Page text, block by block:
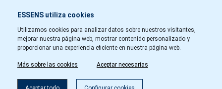
ESSENS utiliza cookies
Utilizamos cookies para analizar datos sobre nuestros visitantes,
mejorar nuestra página web, mostrar contenido personalizado y
proporcionar una experiencia eficiente en nuestra página web.
Más sobre las cookies Aceptar necesarias